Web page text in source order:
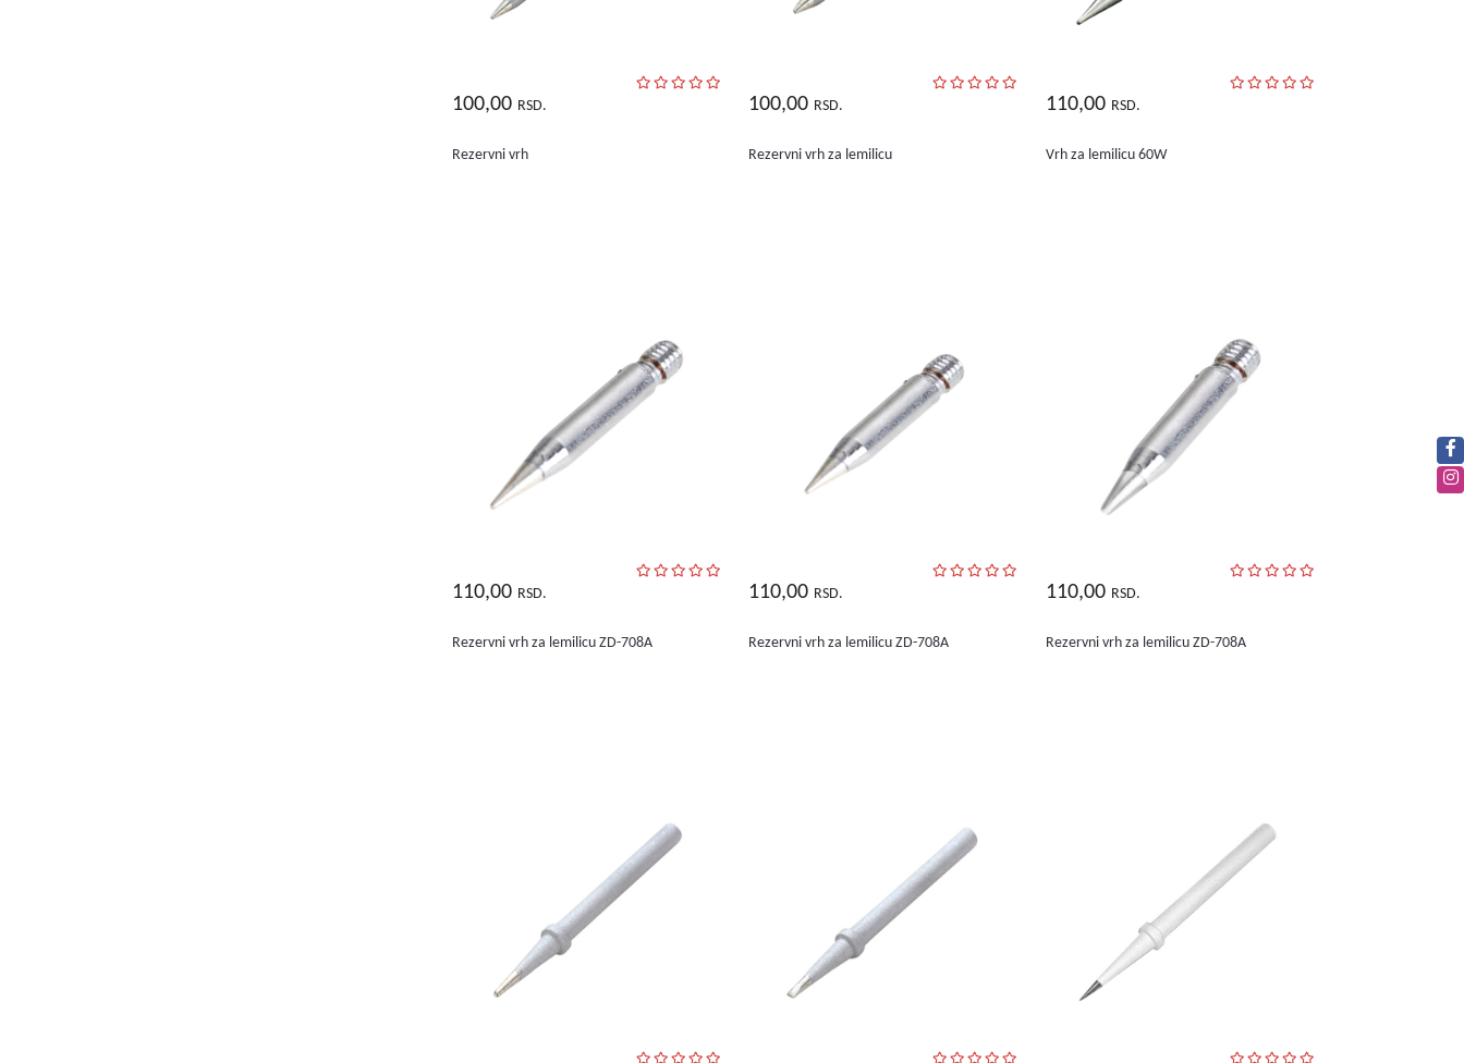
100,00 RSD.
Rezervni vrh
100,00 RSD.
Rezervni vrh za lemilicu
110,00 RSD.
Vrh za lemilicu 60W
110,00 RSD.
Rezervni vrh za lemilicu ZD-708A
110,00 RSD.
Rezervni vrh za lemilicu ZD-708A
110,00 RSD.
Rezervni vrh za lemilicu ZD-708A